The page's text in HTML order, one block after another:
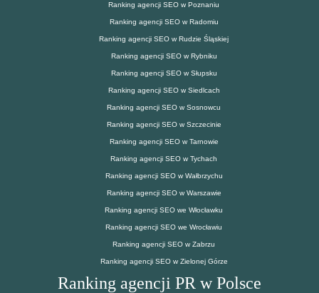
Ranking agencji SEO w Poznaniu
Ranking agencji SEO w Radomiu
Ranking agencji SEO w Rudzie Śląskiej
Ranking agencji SEO w Rybniku
Ranking agencji SEO w Słupsku
Ranking agencji SEO w Siedlcach
Ranking agencji SEO w Sosnowcu
Ranking agencji SEO w Szczecinie
Ranking agencji SEO w Tarnowie
Ranking agencji SEO w Tychach
Ranking agencji SEO w Wałbrzychu
Ranking agencji SEO w Warszawie
Ranking agencji SEO we Włocławku
Ranking agencji SEO we Wrocławiu
Ranking agencji SEO w Zabrzu
Ranking agencji SEO w Zielonej Górze
Ranking agencji PR w Polsce